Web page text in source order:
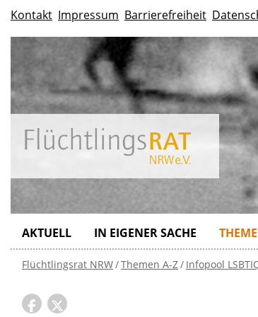
Kontakt Impressum Barrierefreiheit
AKTUELL IN EIGENER SACHE
Flüchtlingsrat NRW Themen A-Z Infopool